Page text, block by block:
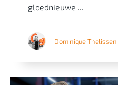
gloednieuwe ...
Dominique Thelissen